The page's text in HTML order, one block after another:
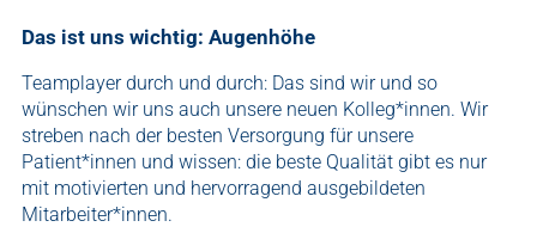
Das ist uns wichtig: Augenhöhe
Teamplayer durch und durch: Das sind wir und so
wünschen wir uns auch unsere neuen Kolleg*innen. Wir
streben nach der besten Versorgung für unsere
Patient*innen und wissen: die beste Qualität gibt es nur
mit motivierten und hervorragend ausgebildeten
Mitarbeiter*innen.